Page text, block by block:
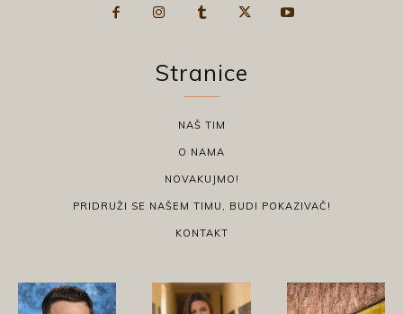
Stranice
NAŠ TIM
O NAMA
NOVAKUJMO!
PRIDRUŽI SE NAŠEM TIMU, BUDI POKAZIVAČ!
KONTAKT